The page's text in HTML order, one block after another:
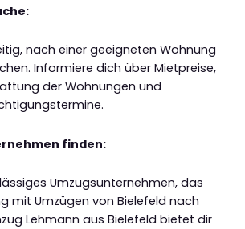
nach einer geeigneten Wohnung
Informiere dich über Mietpreise,
der Wohnungen und
finden:
Umzugsunternehmen, das
mit Umzügen von Bielefeld nach
Lehmann aus Bielefeld bietet dir